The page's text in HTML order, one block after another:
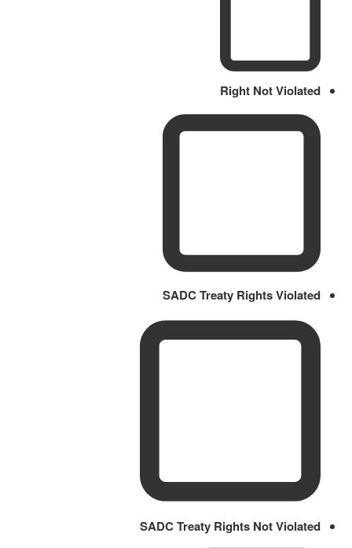
Right Not Violated
SADC Treaty Rights Violated
SADC Treaty Rights Not Violated